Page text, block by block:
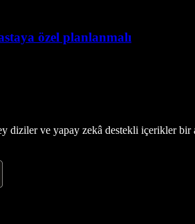
özel planlanmalı
diziler ve yapay zekâ destekli içerikler bir